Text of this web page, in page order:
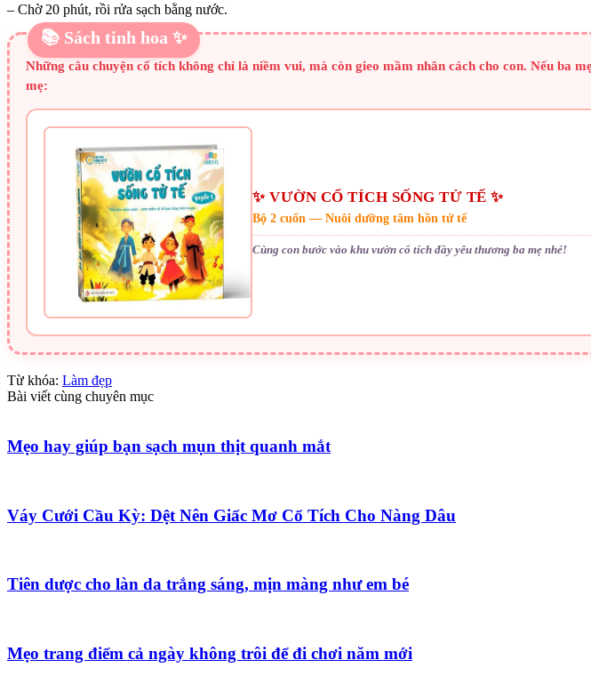
– Chờ 20 phút, rồi rửa sạch bằng nước.
📚 Sách tinh hoa ✨
Những câu chuyện cổ tích không chỉ là niềm vui, mà còn gieo mầm nhân cách cho con. Nếu ba
mẹ:
✨ VƯỜN CỔ TÍCH SỐNG TỬ TẾ ✨
Bộ 2 cuốn — Nuôi dưỡng tâm hồn tử tế
Cùng con bước vào khu vườn cổ tích đầy yêu thương ba mẹ nhé!
Từ khóa: Làm đẹp
Bài viết cùng chuyên mục
Mẹo hay giúp bạn sạch mụn thịt quanh mắt
Váy Cưới Cầu Kỳ: Dệt Nên Giấc Mơ Cổ Tích Cho Nàng Dâu
Tiên dược cho làn da trắng sáng, mịn màng như em bé
Mẹo trang điểm cả ngày không trôi để đi chơi năm mới